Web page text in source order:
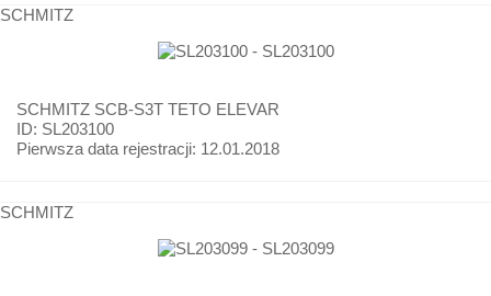
SCHMITZ
SCHMITZ SCB-S3T TETO ELEVAR
ID: SL203100
Pierwsza data rejestracji: 12.01.2018
SCHMITZ